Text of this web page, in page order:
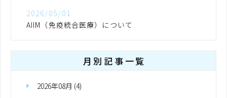
2026/05/01
AIIM（免疫統合医療）について
月別記事一覧
2026年08月 (4)